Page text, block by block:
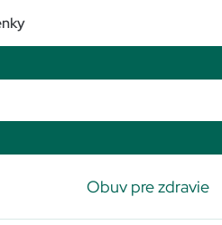
Obuv pre zdravie